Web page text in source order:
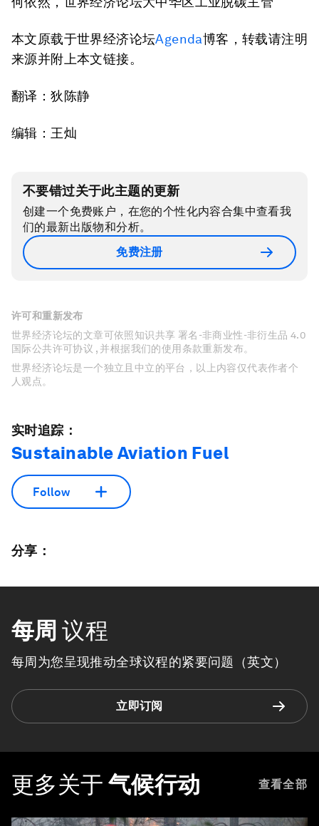
本文原载于世界经济论坛Agenda博客，转载请注明
来源并附上本文链接。
翻译：狄陈静
编辑：王灿
不要错过关于此主题的更新
创建一个免费账户，在您的个性化内容合集中查看我
们的最新出版物和分析。
免费注册
许可和重新发布
世界经济论坛的文章可依照知识共享 署名-非商业性-非衍生品 4.0
国际公共许可协议 , 并根据我们的使用条款重新发布。
世界经济论坛是一个独立且中立的平台，以上内容仅代表作者个
人观点。
实时追踪：
Sustainable Aviation Fuel
Follow
分享：
每周 议程
每周为您呈现推动全球议程的紧要问题（英文）
立即订阅
更多关于 气候行动 查看全部